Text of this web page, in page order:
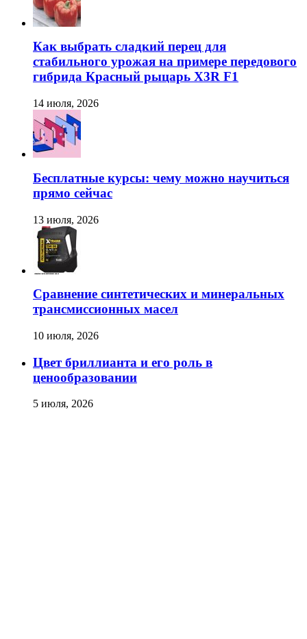
Как выбрать сладкий перец для
стабильного урожая на примере передового
гибрида Красный рыцарь X3R F1
14 июля, 2026
Бесплатные курсы: чему можно научиться
прямо сейчас
13 июля, 2026
Сравнение синтетических и минеральных
трансмиссионных масел
10 июля, 2026
Цвет бриллианта и его роль в
ценообразовании
5 июля, 2026